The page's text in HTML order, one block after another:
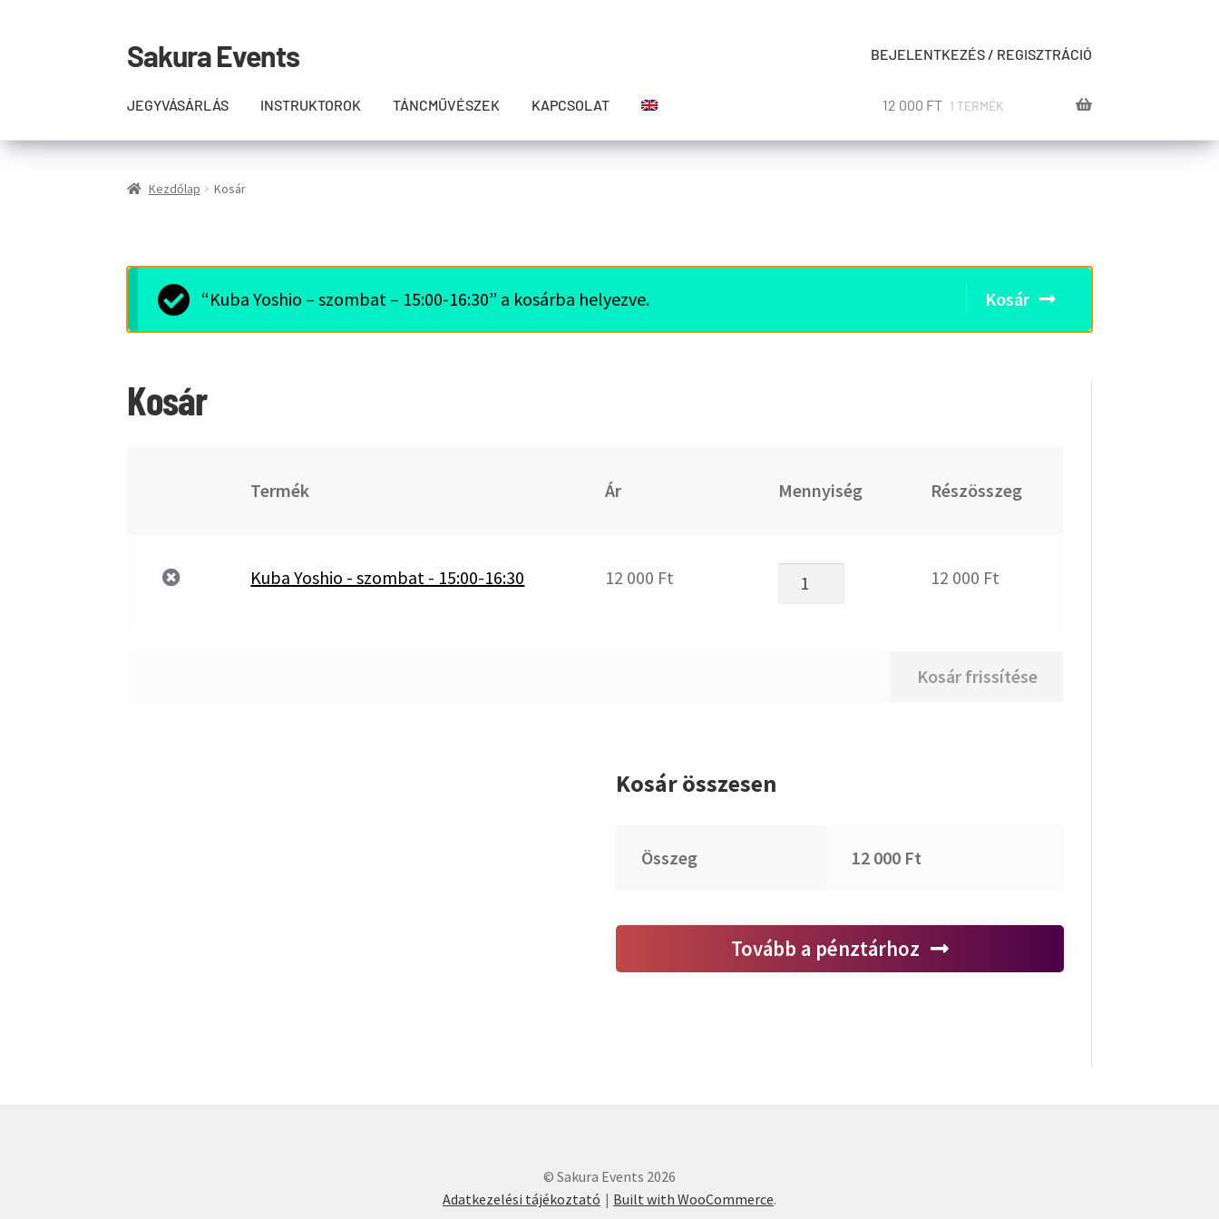
Ugrás
a
navigációhoz
Kilépés
a
tartalomba
Sakura Events BEJELENTKEZÉS / REGISZTRÁCIÓ
JEGYVÁSÁRLÁS INSTRUKTOROK TÁNCMŰVÉSZEK KAPCSOLAT 12 000 FT 1 TERMÉK
Kezdőlap Kosár
“Kuba Yoshio – szombat – 15:00-16:30” a kosárba helyezve. Kosár
Kosár
Termék Ár Mennyiség Részösszeg
Kuba Yoshio - szombat - 15:00-16:30 12 000 Ft
Kuba
12 000 Ft
Kosár frissítése
Kosár összesen
Összeg 12 000 Ft
Tovább a pénztárhoz
© Sakura Events 2026
Adatkezelési tájékoztató
Built with WooCommerce.